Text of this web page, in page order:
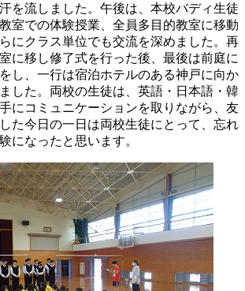
を流しました。午後は、本校バディ生徒
室での体験授業、全員多目的教室に移動
にクラス単位でも交流を深めました。再
に移し修了式を行った後、最後は前庭に
し、一行は宿泊ホテルのある神戸に向か
した。両校の生徒は、英語・日本語・韓
にコミュニケーションを取りながら、友
た今日の一日は両校生徒にとって、忘れ
になったと思います。